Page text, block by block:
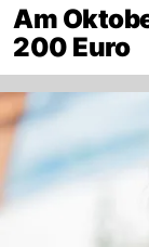
Am
200 Euro